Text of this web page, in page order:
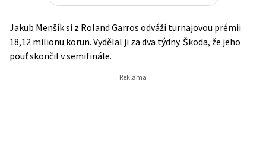
Jakub Menšík si z Roland Garros odváží turnajovou prémii
18,12 milionu korun. Vydělal ji za dva týdny. Škoda, že jeho
pouť skončil v semifinále.